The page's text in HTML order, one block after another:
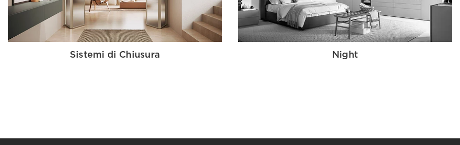
Sistemi di Chiusura Night